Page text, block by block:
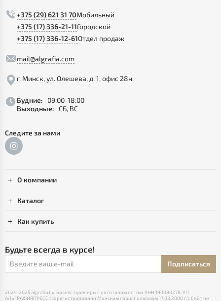
+375 (29) 621 31 70Мобильный
+375 (17) 336-21-11Городской
+375 (17) 336-12-61Отдел продаж
mail@algrafia.com
г. Минск, ул. Олешева, д. 1, офис 28н.
Будние:
09:00-18:00
Выходные: СБ, ВС
Следите за нами
О компании
Каталог
Как купить
Будьте всегда в курсе!
Подписаться
2024-2025 algrafia.by. Бизнес сувениры с логотипом оптом. УНН 190080278, УП
АЛЬГРАФИЯПРЕСС (зарегистрировано Минским горисполкомом 17.03.2000 г.). Сайт не